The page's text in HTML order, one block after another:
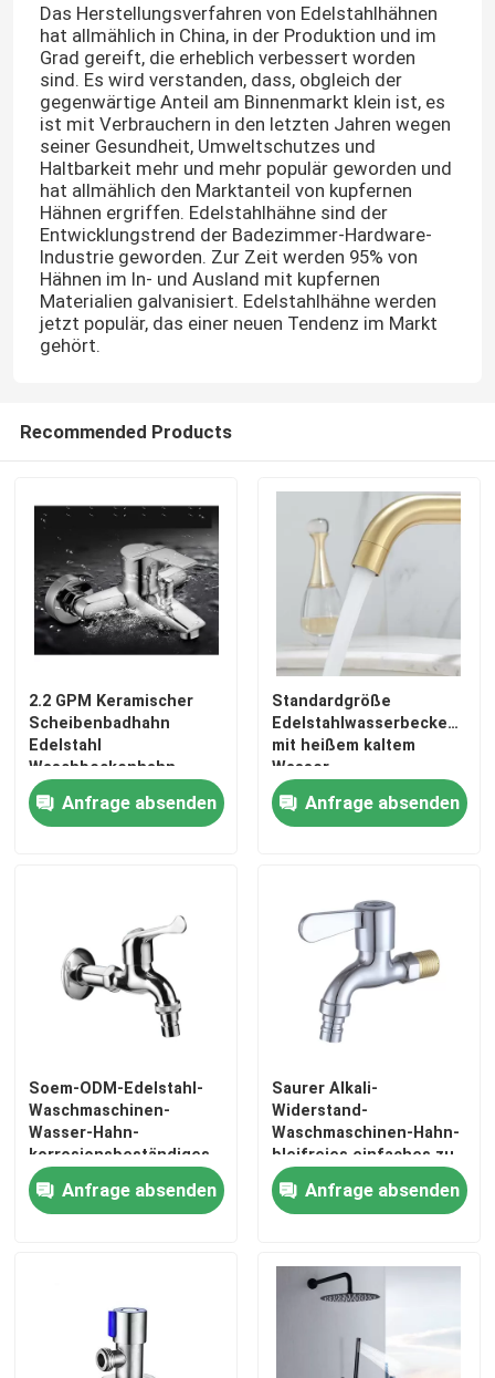
Videos
Das Herstellungsverfahren von Edelstahlhähnen
hat allmählich in China, in der Produktion und im
Grad gereift, die erheblich verbessert worden
sind. Es wird verstanden, dass, obgleich der
gegenwärtige Anteil am Binnenmarkt klein ist, es
ist mit Verbrauchern in den letzten Jahren wegen
seiner Gesundheit, Umweltschutzes und
Haltbarkeit mehr und mehr populär geworden und
hat allmählich den Marktanteil von kupfernen
Hähnen ergriffen. Edelstahlhähne sind der
Entwicklungstrend der Badezimmer-Hardware-
Industrie geworden. Zur Zeit werden 95% von
Hähnen im In- und Ausland mit kupfernen
Materialien galvanisiert. Edelstahlhähne werden
jetzt populär, das einer neuen Tendenz im Markt
gehört.
Recommended Products
2.2 GPM Keramischer
Scheibenbadhahn
Edelstahl
Waschbeckenhahn
Anfrage absenden
Standardgröße
Edelstahlwasserbeckenhahn
mit heißem kaltem
Wasser
Anfrage absenden
Soem-ODM-Edelstahl-
Waschmaschinen-
Wasser-Hahn-
korrosionsbeständiges
bleifreies
Anfrage absenden
Saurer Alkali-
Widerstand-
Waschmaschinen-Hahn-
bleifreies einfaches zu
installieren
Anfrage absenden